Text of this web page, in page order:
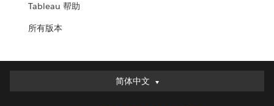
Tableau 帮助
所有版本
简体中文
简体中文